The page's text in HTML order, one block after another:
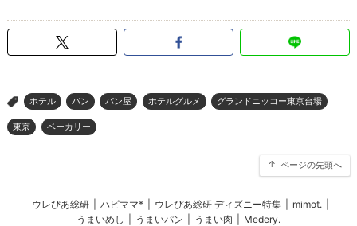
> ホテル パン パン屋 ホテルグルメ グランドニッコー東京台場
東京 ベーカリー
ページの先頭へ
ウレぴあ総研 ハピママ* ウレぴあ総研 ディズニー特集 mimot.
うまいめし
うまいパン うまい肉 Medery.